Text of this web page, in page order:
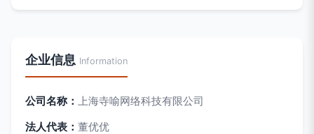
企业信息 Information
公司名称： 上海寺喻网络科技有限公司
法人代表： 董优优